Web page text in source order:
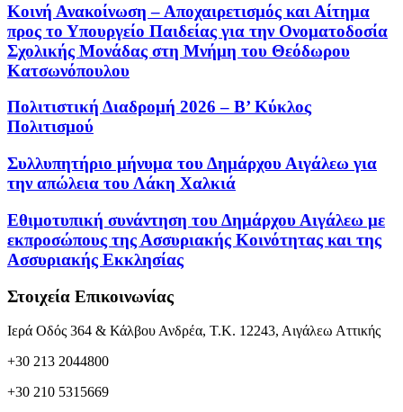
Κοινή Ανακοίνωση – Αποχαιρετισμός και Αίτημα
προς το Υπουργείο Παιδείας για την Ονοματοδοσία
Σχολικής Μονάδας στη Μνήμη του Θεόδωρου
Κατσωνόπουλου
Πολιτιστική Διαδρομή 2026 – Β’ Κύκλος
Πολιτισμού
Συλλυπητήριο μήνυμα του Δημάρχου Αιγάλεω για
την απώλεια του Λάκη Χαλκιά
Εθιμοτυπική συνάντηση του Δημάρχου Αιγάλεω με
εκπροσώπους της Ασσυριακής Κοινότητας και της
Ασσυριακής Εκκλησίας
Στοιχεία Επικοινωνίας
Ιερά Οδός 364 & Κάλβου Ανδρέα, Τ.Κ. 12243, Αιγάλεω Αττικής
+30 213 2044800
+30 210 5315669